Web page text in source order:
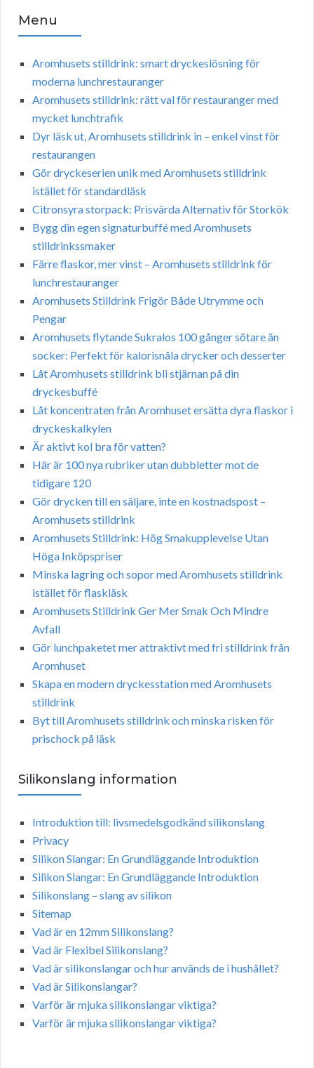
Menu
Aromhusets stilldrink: smart dryckeslösning för
moderna lunchrestauranger
Aromhusets stilldrink: rätt val för restauranger med
mycket lunchtrafik
Dyr läsk ut, Aromhusets stilldrink in – enkel vinst för
restaurangen
Gör dryckeserien unik med Aromhusets stilldrink
istället för standardläsk
Citronsyra storpack: Prisvärda Alternativ för Storkök
Bygg din egen signaturbuffé med Aromhusets
stilldrinkssmaker
Färre flaskor, mer vinst – Aromhusets stilldrink för
lunchrestauranger
Aromhusets Stilldrink Frigör Både Utrymme och
Pengar
Aromhusets flytande Sukralos 100 gånger sötare än
socker: Perfekt för kalorisnåla drycker och desserter
Låt Aromhusets stilldrink bli stjärnan på din
dryckesbuffé
Låt koncentraten från Aromhuset ersätta dyra flaskor i
dryckeskalkylen
Är aktivt kol bra för vatten?
Här är 100 nya rubriker utan dubbletter mot de
tidigare 120
Gör drycken till en säljare, inte en kostnadspost –
Aromhusets stilldrink
Aromhusets Stilldrink: Hög Smakupplevelse Utan
Höga Inköpspriser
Minska lagring och sopor med Aromhusets stilldrink
istället för flaskläsk
Aromhusets Stilldrink Ger Mer Smak Och Mindre
Avfall
Gör lunchpaketet mer attraktivt med fri stilldrink från
Aromhuset
Skapa en modern dryckesstation med Aromhusets
stilldrink
Byt till Aromhusets stilldrink och minska risken för
prischock på läsk
Silikonslang information
Introduktion till: livsmedelsgodkänd silikonslang
Privacy
Silikon Slangar: En Grundläggande Introduktion
Silikon Slangar: En Grundläggande Introduktion
Silikonslang – slang av silikon
Sitemap
Vad är en 12mm Silikonslang?
Vad är Flexibel Silikonslang?
Vad är silikonslangar och hur används de i hushållet?
Vad är Silikonslangar?
Varför är mjuka silikonslangar viktiga?
Varför är mjuka silikonslangar viktiga?